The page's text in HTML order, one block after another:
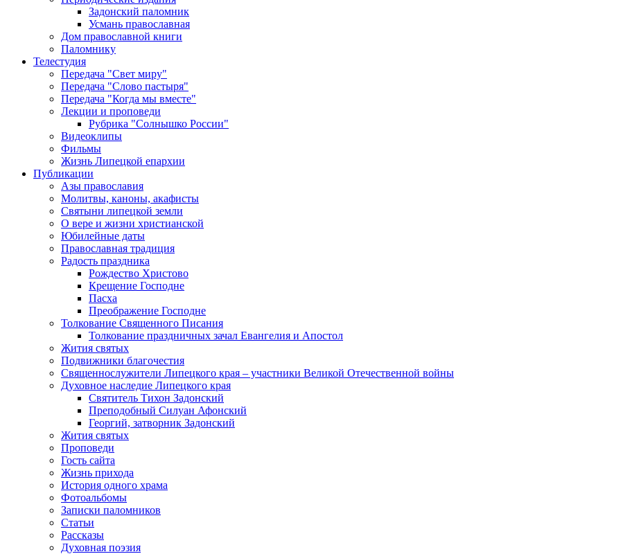
Задонский паломник
Усмань православная
Дом православной книги
Паломнику
Телестудия
Передача "Свет миру"
Передача "Слово пастыря"
Передача "Когда мы вместе"
Лекции и проповеди
Рубрика "Солнышко России"
Видеоклипы
Фильмы
Жизнь Липецкой епархии
Публикации
Азы православия
Молитвы, каноны, акафисты
Святыни липецкой земли
О вере и жизни христианской
Юбилейные даты
Православная традиция
Радость праздника
Рождество Христово
Крещение Господне
Пасха
Преображение Господне
Толкование Священного Писания
Толкование праздничных зачал Евангелия и Апостол
Жития святых
Подвижники благочестия
Священнослужители Липецкого края – участники Великой Отечественной войны
Духовное наследие Липецкого края
Святитель Тихон Задонский
Преподобный Силуан Афонский
Георгий, затворник Задонский
Жития святых
Проповеди
Гость сайта
Жизнь прихода
История одного храма
Фотоальбомы
Записки паломников
Статьи
Рассказы
Духовная поэзия